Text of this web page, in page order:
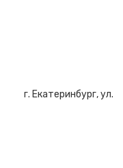
г. Екатеринбург, ул.